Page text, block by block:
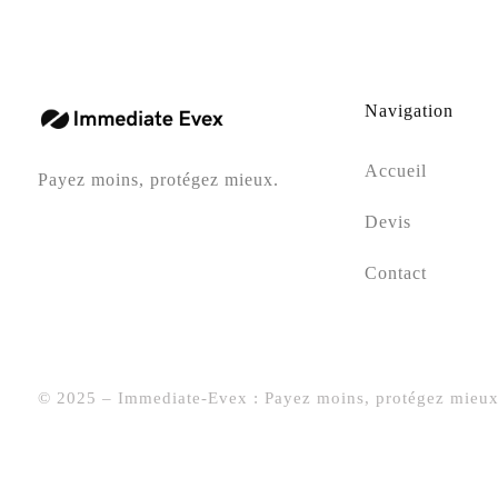
Payez moins, protégez mieux.
Navigation
Accueil
Devis
Contact
© 2025 – Immediate-Evex : Payez moins, protégez